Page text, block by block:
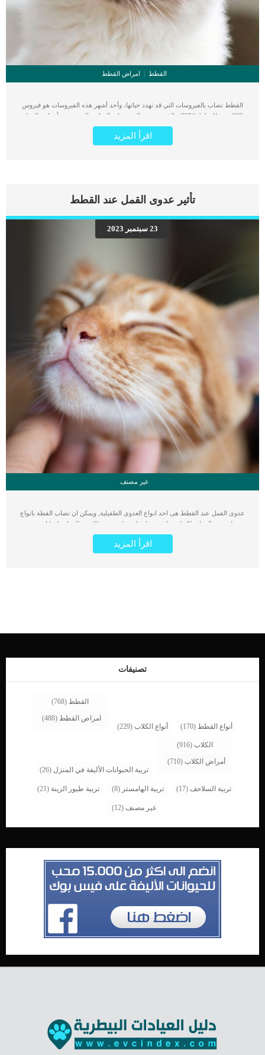
القطط امراض القطط
القطط تصاب بالفيروسات التي قد تهدد حياتها، وأحد أشهر هذه الفيروسات هو فيروس
الكاليسي للقطط (FCV) والذي يعد من الفيروسات الشائعة التي تسبب أمراض الجهاز
التنفسي في القطط. يقوم فيروس كاليسي بمهاجمة الجهاز التنفسي (الرئتين، الممرات
التنفسية، الفم) ويتسبب تقرحات في اللسان والأمعاء والجهاز العضلي. كما أن فيروس
الكاليسي للقطط شديد العدوى والانتقال بين القطط التي لم تحصل على التطعيم
ما ننصح بالاهتمام بتطعيمات القطط بشكل دوري حيث أن العدوى تحدث للقطط في أي
الفم واللثة أوعلى الأنف أو المخالب. الإلتهاب الرئوي. صعوبة التنفس بعد تطور الالتهاب
اقرأ المزيد
تأثير عدوى القمل عند القطط
23 سبتمبر 2023
غير مصنف
عدوى القمل عند القطط هى احد انواع العدوى الطفيلية, ويمكن ان تصاب القطة بانواع
مختلفة من القمل ولكنها ستعانى من اعراض واحدة. مع الاسف القمل طفيليات تعيش
على الجلد وإذا تركت دون علاج يمكن أن تنمو لتصبح غزوًا لجسم القطة. كما ان القمل
عبارة عن حشرات صغيرة جدًا تتغذى عن طريق مضغ جلد الحيوان الذي تصيبه، وهو في
هذه الحالة، القطة. وهي ليست شائعة مثل البراغيث. اقرا ايضا: كل ما يدور فى ذهنك
اقرأ المزيد
تصنيفات
أنواع القطط (170) أنواع الكلاب (229)
القطط (768)
امراض القطط (488)
الكلاب (916)
أمراض الكلاب (710)
تربية الحيوانات الأليفة في المنزل (26)
تربية السلاحف (17) تربية الهامستر (8) تربية طيور الزينة (21)
غير مصنف (12)